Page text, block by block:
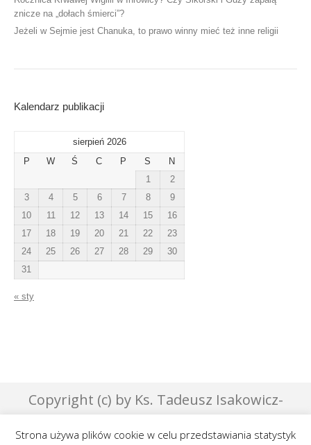
znicze na „dołach śmierci”?
Jeżeli w Sejmie jest Chanuka, to prawo winny mieć też inne religii
Kalendarz publikacji
sierpień 2026
P
W Ś C P S
N
1
2
3
4 5 6 7 8
9
10
11 12 13 14 15
16
17
18 19 20 21 22
23
24
25 26 27 28 29
30
31
« sty
Copyright (c) by Ks. Tadeusz Isakowicz-
GraphicsLab
Strona używa plików cookie w celu przedstawiania statystyk